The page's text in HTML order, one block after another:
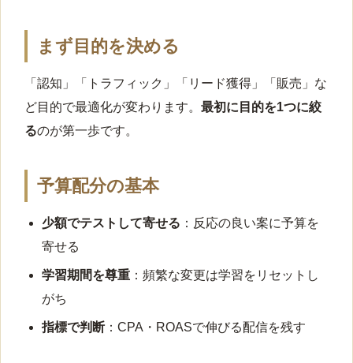
まず目的を決める
「認知」「トラフィック」「リード獲得」「販売」な
ど目的で最適化が変わります。 最初に目的を1つに絞
るのが第一歩です。
予算配分の基本
少額でテストして寄せる ：反応の良い案に予算を
寄せる
学習期間を尊重 ：頻繁な変更は学習をリセットし
がち
指標で判断：CPA・ROASで伸びる配信を残す